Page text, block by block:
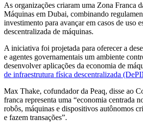
As organizações criaram uma Zona Franca
Máquinas em Dubai, combinando
investimento para avançar em casos de uso
descentralizada de máquinas.
A iniciativa foi projetada para oferecer a
e agentes governamentais um ambiente
desenvolver aplicações da economia de
de infraestrutura física descentralizada
Max Thake, cofundador da Peaq, disse ao
franca representa uma “economia centrada
robôs, máquinas e dispositivos autônomos
e fazem transações”.